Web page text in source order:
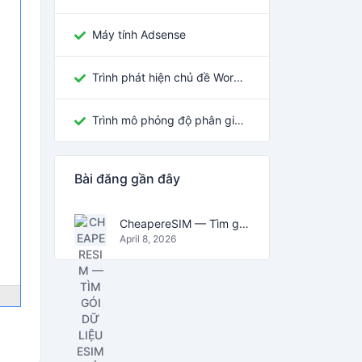
Máy tính Adsense
Trình phát hiện chủ đề WordPress
Trình mô phỏng độ phân giải màn hình
Bài đăng gần đây
CheapereSIM — Tìm gói dữ liệu eSIM rẻ nhất cho du lịch năm 2026
April 8, 2026